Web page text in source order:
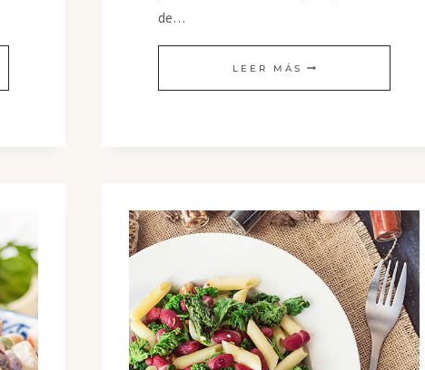
de…
LEER MÁS ENSALADAS
CON